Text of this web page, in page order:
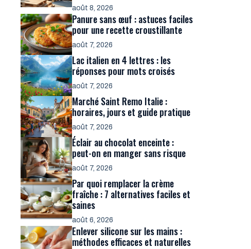
août 8, 2026
Panure sans œuf : astuces faciles
pour une recette croustillante
août 7, 2026
Lac italien en 4 lettres : les
réponses pour mots croisés
août 7, 2026
Marché Saint Remo Italie :
horaires, jours et guide pratique
août 7, 2026
Éclair au chocolat enceinte :
peut-on en manger sans risque
août 7, 2026
Par quoi remplacer la crème
fraîche : 7 alternatives faciles et
saines
août 6, 2026
Enlever silicone sur les mains :
méthodes efficaces et naturelles